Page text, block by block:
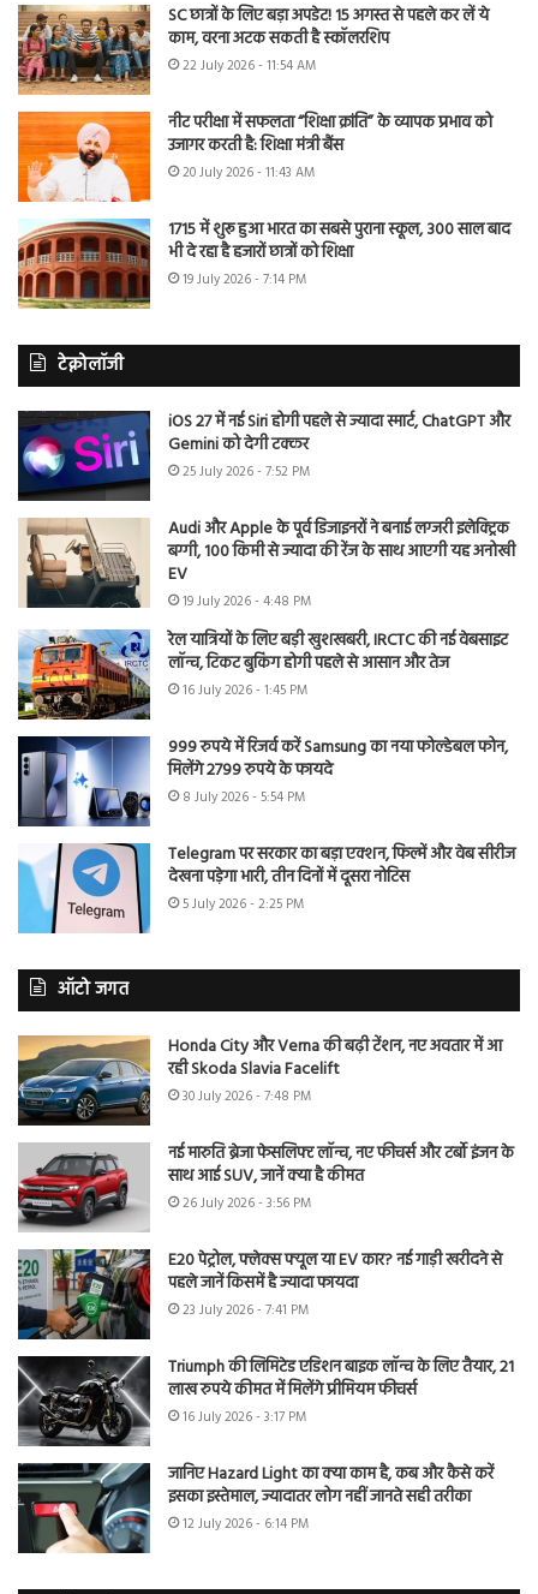
SC छात्रों के लिए बड़ा अपडेट! 15 अगस्त से पहले कर लें ये
काम, वरना अटक सकती है स्कॉलरशिप
22 July 2026 - 11:54 AM
नीट परीक्षा में सफलता “शिक्षा क्रांति” के व्यापक प्रभाव को
उजागर करती है: शिक्षा मंत्री बैंस
20 July 2026 - 11:43 AM
1715 में शुरू हुआ भारत का सबसे पुराना स्कूल, 300 साल बाद
भी दे रहा है हजारों छात्रों को शिक्षा
19 July 2026 - 7:14 PM
टेक्नोलॉजी
iOS 27 में नई Siri होगी पहले से ज्यादा स्मार्ट, ChatGPT और
Gemini को देगी टक्कर
25 July 2026 - 7:52 PM
Audi और Apple के पूर्व डिजाइनरों ने बनाई लग्जरी इलेक्ट्रिक
बग्गी, 100 किमी से ज्यादा की रेंज के साथ आएगी यह अनोखी
EV
19 July 2026 - 4:48 PM
रेल यात्रियों के लिए बड़ी खुशखबरी, IRCTC की नई वेबसाइट
लॉन्च, टिकट बुकिंग होगी पहले से आसान और तेज
16 July 2026 - 1:45 PM
999 रुपये में रिजर्व करें Samsung का नया फोल्डेबल फोन,
मिलेंगे 2799 रुपये के फायदे
8 July 2026 - 5:54 PM
Telegram पर सरकार का बड़ा एक्शन, फिल्में और वेब सीरीज
देखना पड़ेगा भारी, तीन दिनों में दूसरा नोटिस
5 July 2026 - 2:25 PM
ऑटो जगत
Honda City और Verna की बढ़ी टेंशन, नए अवतार में आ
रही Skoda Slavia Facelift
30 July 2026 - 7:48 PM
नई मारुति ब्रेजा फेसलिफ्ट लॉन्च, नए फीचर्स और टर्बो इंजन के
साथ आई SUV, जानें क्या है कीमत
26 July 2026 - 3:56 PM
E20 पेट्रोल, फ्लेक्स फ्यूल या EV कार? नई गाड़ी खरीदने से
पहले जानें किसमें है ज्यादा फायदा
23 July 2026 - 7:41 PM
Triumph की लिमिटेड एडिशन बाइक लॉन्च के लिए तैयार, 21
लाख रुपये कीमत में मिलेंगे प्रीमियम फीचर्स
16 July 2026 - 3:17 PM
जानिए Hazard Light का क्या काम है, कब और कैसे करें
इसका इस्तेमाल, ज्यादातर लोग नहीं जानते सही तरीका
12 July 2026 - 6:14 PM